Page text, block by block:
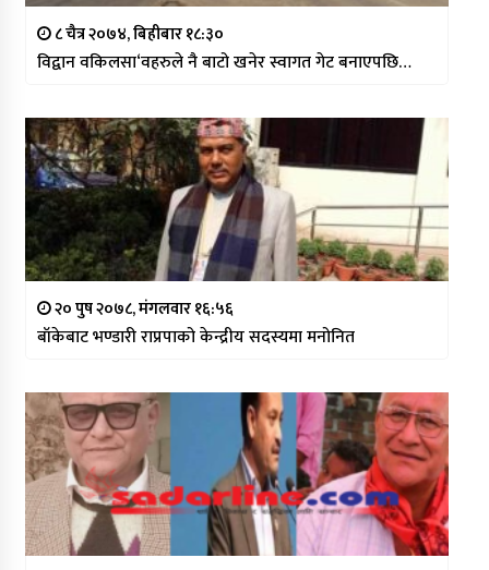
८ चैत्र २०७४, बिहीबार १८:३०
विद्वान वकिलसा‘वहरुले नै बाटो खनेर स्वागत गेट बनाएपछि…
२० पुष २०७८, मंगलवार १६:५६
बाँकेबाट भण्डारी राप्रपाको केन्द्रीय सदस्यमा मनोनित